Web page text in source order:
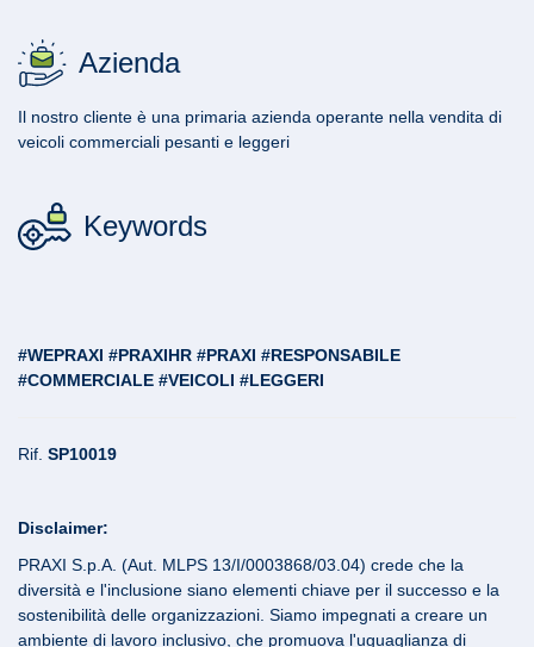
Azienda
Il nostro cliente è una primaria azienda operante nella vendita di
veicoli commerciali pesanti e leggeri
Keywords
#WEPRAXI #PRAXIHR #PRAXI #RESPONSABILE
#COMMERCIALE #VEICOLI #LEGGERI
Rif. SP10019
Disclaimer:
PRAXI S.p.A. (Aut. MLPS 13/I/0003868/03.04) crede che la
diversità e l'inclusione siano elementi chiave per il successo e la
sostenibilità delle organizzazioni. Siamo impegnati a creare un
ambiente di lavoro inclusivo, che promuova l'uguaglianza di